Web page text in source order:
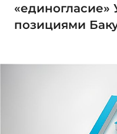
позициями